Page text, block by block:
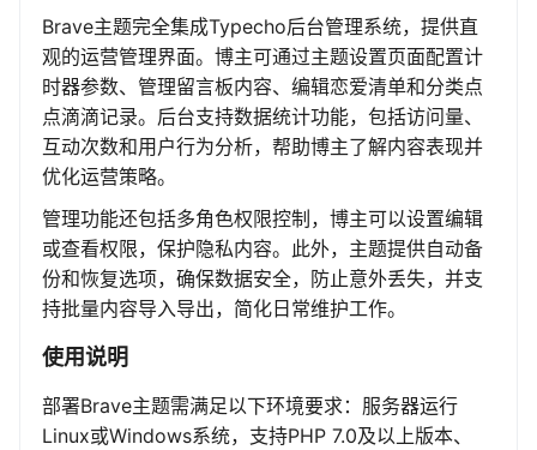
Brave主题完全集成Typecho后台管理系统，提供直
观的运营管理界面。博主可通过主题设置页面配置计
时器参数、管理留言板内容、编辑恋爱清单和分类点
点滴滴记录。后台支持数据统计功能，包括访问量、
互动次数和用户行为分析，帮助博主了解内容表现并
优化运营策略。
管理功能还包括多角色权限控制，博主可以设置编辑
或查看权限，保护隐私内容。此外，主题提供自动备
份和恢复选项，确保数据安全，防止意外丢失，并支
持批量内容导入导出，简化日常维护工作。
使用说明
部署Brave主题需满足以下环境要求：服务器运行
Linux或Windows系统，支持PHP 7.0及以上版本、